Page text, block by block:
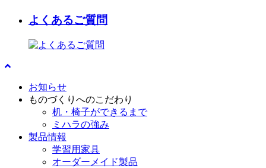
よくあるご質問
お知らせ
ものづくりへのこだわり
机・椅子ができるまで
ミハラの強み
製品情報
学習用家具
オーダーメイド製品